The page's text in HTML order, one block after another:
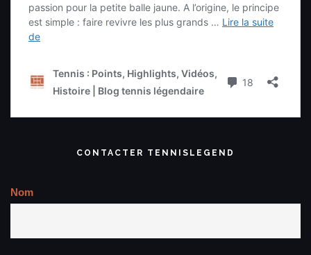
CONTACTER TENNISLEGEND
Nom